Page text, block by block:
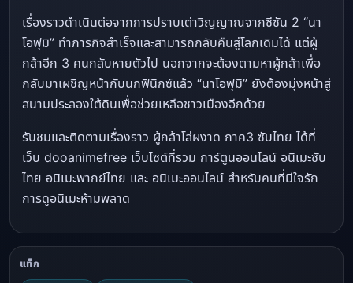
เรื่องราวดำเนินต่อจากการปราบเต่าวิญญาณจากซีซัน 2 “นา
โอฟุมิ” ทำภารกิจสำเร็จและสามารถกลับคืนสู่โลกเดิมได้ แต่ผู้
กล้าอีก 3 คนกลับหายตัวไป นอกจากจะต้องตามหาผู้กล้าเพื่อ
กลับมาเผชิญหน้ากับนกฟินิกซ์แล้ว “นาโอฟุมิ” ยังต้องมุ่งหน้าสู่
สนามประลองใต้ดินเพื่อช่วยเหลือชาวเมืองอีกด้วย
รับชมและติดตามเรื่องราว ผู้กล้าโล่ผงาด ภาค3 ซับไทย ได้ที่
เว็บ dooanimefree เว็บไซต์ที่รวม การ์ตูนออนไลน์ อนิเมะซับ
ไทย อนิเมะพากย์ไทย และ อนิเมะออนไลน์ สำหรับคนที่มีใจรัก
การดูอนิเมะห้ามพลาด
แท็ก